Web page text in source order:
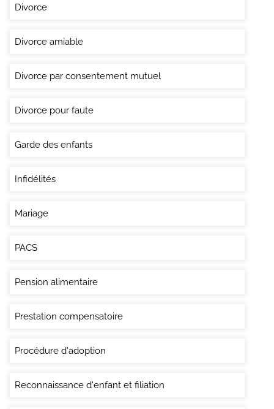
Divorce
Divorce amiable
Divorce par consentement mutuel
Divorce pour faute
Garde des enfants
Infidélités
Mariage
PACS
Pension alimentaire
Prestation compensatoire
Procédure d'adoption
Reconnaissance d'enfant et filiation